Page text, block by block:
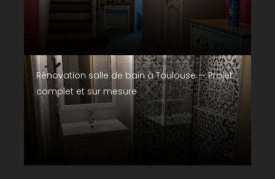
Rénovation salle de bain à Toulouse — Projet
complet et sur mesure